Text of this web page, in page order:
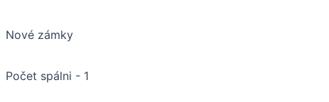
Nové zámky
Počet spálni - 1